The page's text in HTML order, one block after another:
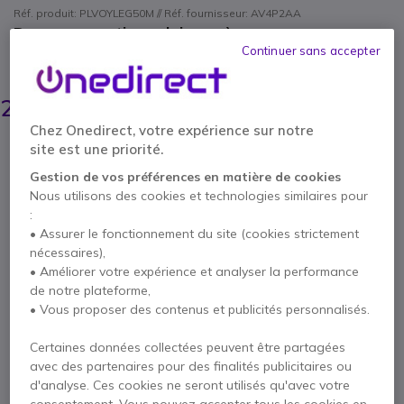
Réf. produit: PLVOYLEG50M // Réf. fournisseur: AV4P2AA
Des conversations claires, où que vous soyez.
ÉCONOMISEZ 27,00 €
299,15 €
271,95 €
Qté
Épuisé
2 ans de garantie
Chez Onedirect, votre expérience sur notre
site est une priorité.
Gestion de vos préférences en matière de cookies
Nous utilisons des cookies et technologies similaires pour
:
• Assurer le fonctionnement du site (cookies strictement
nécessaires),
• Améliorer votre expérience et analyser la performance
de notre plateforme,
• Vous proposer des contenus et publicités personnalisés.
Certaines données collectées peuvent être partagées
avec des partenaires pour des finalités publicitaires ou
d'analyse. Ces cookies ne seront utilisés qu'avec votre
Continuer sans accepter